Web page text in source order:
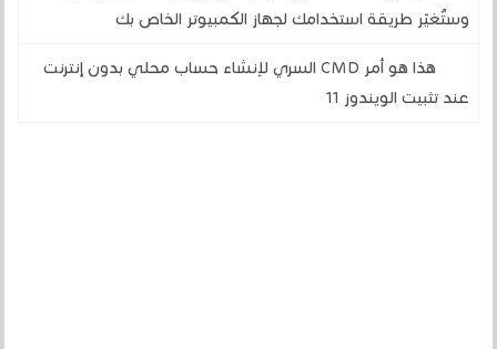
وستُغيّر طريقة استخدامك لجهاز الكمبيوتر الخاص بك
هذا هو أمر CMD السري لإنشاء حساب محلي بدون إنترنت
عند تثبيت الويندوز 11